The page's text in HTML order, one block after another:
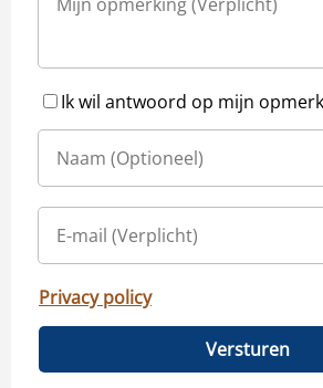
Ik wil antwoord op mijn
Privacy policy
Versturen